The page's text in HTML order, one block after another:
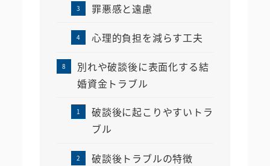
罪悪感と遠慮
心理的負担を減らす工夫
別れや破談後に表面化する結
婚資金トラブル
破談後に起こりやすいトラ
ブル
破談後トラブルの特徴